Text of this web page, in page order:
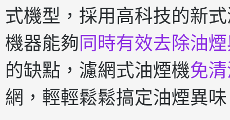
式機型，採用高科技的新
機器能夠 同時有效去除油
的缺點，濾網式油煙機免
網，輕輕鬆鬆搞定油煙異